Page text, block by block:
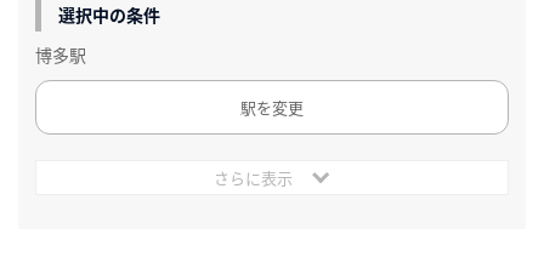
選択中の条件
博多駅
駅を変更
さらに表示